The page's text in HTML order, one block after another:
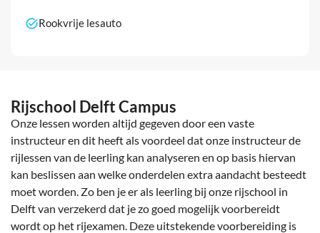
Rookvrije lesauto
Rijschool Delft Campus
Onze lessen worden altijd gegeven door een vaste
instructeur en dit heeft als voordeel dat onze instructeur de
rijlessen van de leerling kan analyseren en op basis hiervan
kan beslissen aan welke onderdelen extra aandacht besteedt
moet worden. Zo ben je er als leerling bij onze rijschool in
Delft van verzekerd dat je zo goed mogelijk voorbereidt
wordt op het rijexamen. Deze uitstekende voorbereiding is